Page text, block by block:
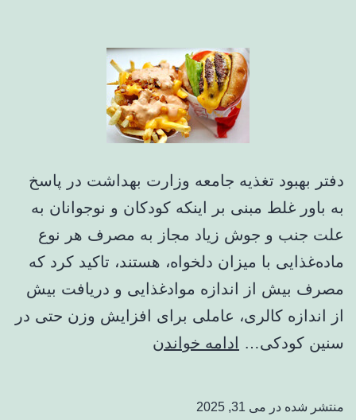
دفتر بهبود تغذیه جامعه وزارت بهداشت در پاسخ
به باور غلط مبنی بر اینکه کودکان و نوجوانان به
علت جنب و جوش زیاد مجاز به مصرف هر نوع
ماده‌غذایی با میزان دلخواه، هستند، تاکید کرد که
مصرف بیش از اندازه موادغذایی و دریافت بیش
از اندازه کالری، عاملی برای افزایش وزن حتی در
سنین کودکی… ادامه خواندن
منتشر شده در می 31, 2025